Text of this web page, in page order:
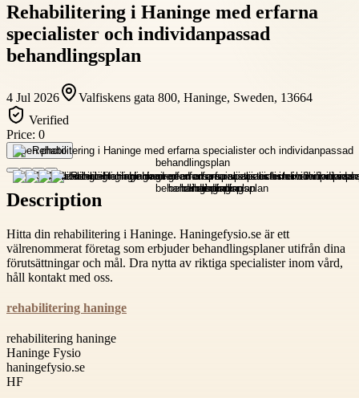
Rehabilitering i Haninge med erfarna
specialister och individanpassad
behandlingsplan
4 Jul 2026
Valfiskens gata 800, Haninge, Sweden, 13664
Verified
Price: 0
Open photo
Description
Hitta din rehabilitering i Haninge. Haningefysio.se är ett
välrenommerat företag som erbjuder behandlingsplaner utifrån dina
förutsättningar och mål. Dra nytta av riktiga specialister inom vård,
håll kontakt med oss.
rehabilitering haninge
rehabilitering haninge
Haninge Fysio
haningefysio.se
HF